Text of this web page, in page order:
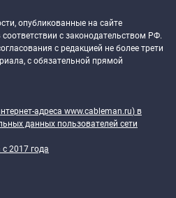
опубликованные на сайте
с законодательством РФ.
с редакцией не более трети
с обязательной прямой
адреса www.cableman.ru) в
данных пользователей сети
2017 года